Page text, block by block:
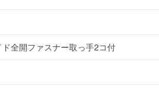
全開ファスナー取っ手2コ付